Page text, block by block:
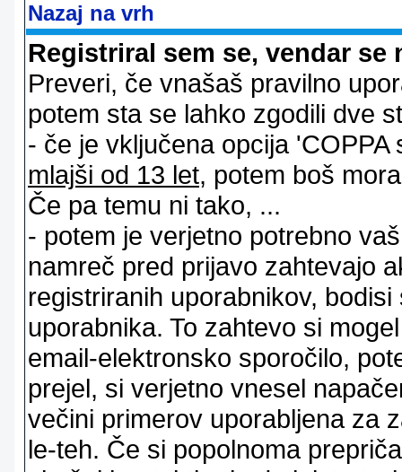
Nazaj na vrh
Registriral sem se, vendar
Preveri, če vnašaš pravilno
potem sta se lahko zgodili dve
- če je vključena opcija
mlajši od 13 let, potem boš
Če pa temu ni tako, ...
- potem je verjetno potrebno
namreč pred prijavo zahtevajo
registriranih uporabnikov,
uporabnika. To zahtevo si
email-elektronsko sporočilo,
prejel, si verjetno vnesel
večini primerov uporabljena za
le-teh. Če si popolnoma